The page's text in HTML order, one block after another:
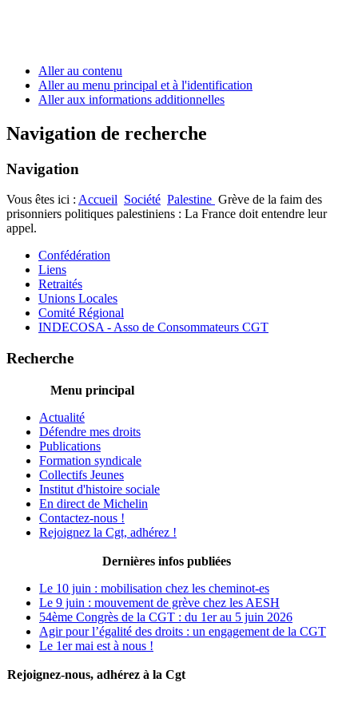
Aller au contenu
Aller au menu principal et à l'identification
Aller aux informations additionnelles
Navigation de recherche
Navigation
Vous êtes ici : Accueil Société Palestine Grève de la faim des
prisonniers politiques palestiniens : La France doit entendre leur
appel.
Confédération
Liens
Retraités
Unions Locales
Comité Régional
INDECOSA - Asso de Consommateurs CGT
Recherche
Menu principal
Actualité
Défendre mes droits
Publications
Formation syndicale
Collectifs Jeunes
Institut d'histoire sociale
En direct de Michelin
Contactez-nous !
Rejoignez la Cgt, adhérez !
Dernières infos publiées
Le 10 juin : mobilisation chez les cheminot-es
Le 9 juin : mouvement de grève chez les AESH
54ème Congrès de la CGT : du 1er au 5 juin 2026
Agir pour l’égalité des droits : un engagement de la CGT
Le 1er mai est à nous !
Rejoignez-nous, adhérez à la Cgt